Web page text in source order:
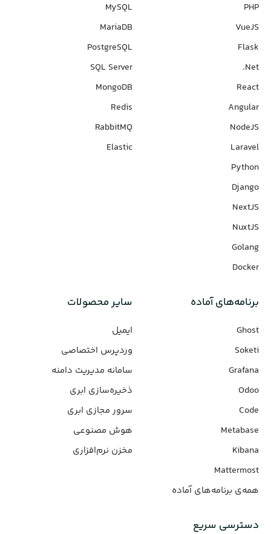
PHP
VueJS
Flask
Net.
React
Angular
NodeJS
Laravel
Python
Django
NextJS
NuxtJS
Golang
Docker
MySQL
MariaDB
PostgreSQL
SQL Server
MongoDB
Redis
RabbitMQ
Elastic
برنامه‌های‌ آماده
Ghost
Soketi
Grafana
Odoo
Code
Metabase
Kibana
Mattermost
همه‌ی برنامه‌های آماده
سایر محصولات
ایمیل
وردپرس‌ اختصاصی
سامانه مدیریت دامنه
ذخیره‌سازی ابری
سرور مجازی ابری
هوش مصنوعی
مخزن نرم‌افزاری
دسترسی سریع